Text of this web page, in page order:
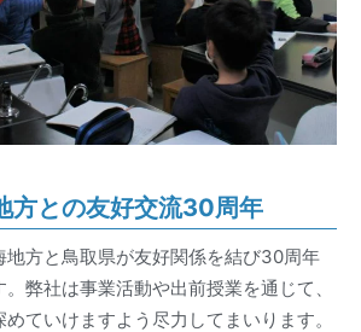
方との友好交流30周年
地方と鳥取県が友好関係を結び30周年
弊社は事業活動や出前授業を通じて、
ていけますよう尽力してまいります。